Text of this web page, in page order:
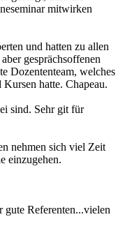
mitwirken
und hatten zu allen
gesprächsoffenen
Dozententeam, welches
hatte. Chapeau.
sind. Sehr git für
nehmen sich viel Zeit
einzugehen.
gute Referenten...vielen